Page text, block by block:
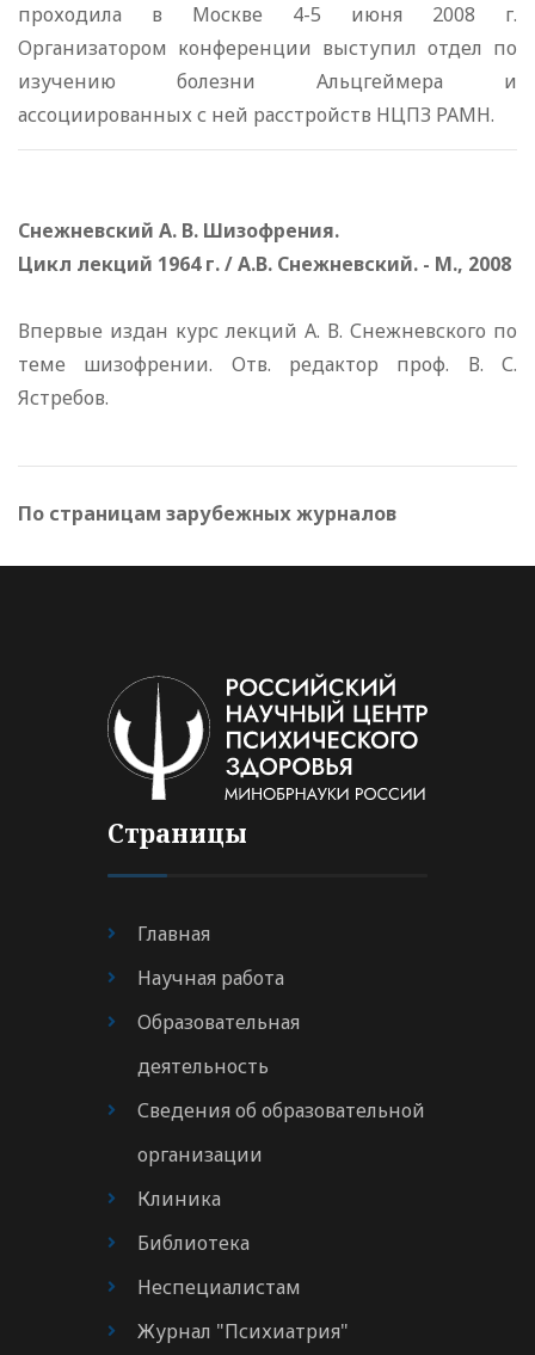
проходила в Москве 4-5 июня 2008 г.
Организатором конференции выступил отдел по
изучению болезни Альцгеймера и
ассоциированных с ней расстройств НЦПЗ РАМН.
Снежневский А. В. Шизофрения.
Цикл лекций 1964 г. / A.B. Снежневский. - М., 2008
Впервые издан курс лекций А. В. Снежневского по
теме шизофрении. Отв. редактор проф. В. С.
Ястребов.
По страницам зарубежных журналов
Страницы
Главная
Научная работа
Образовательная
деятельность
Сведения об образовательной
организации
Клиника
Библиотека
Неспециалистам
Журнал "Психиатрия"